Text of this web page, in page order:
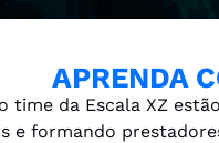
APRENDA
time da Escala XZ
e formando